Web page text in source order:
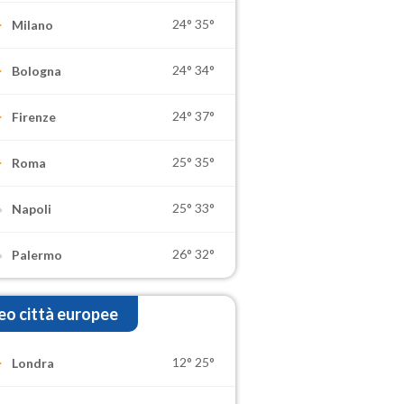
Milano 24° 35°
Bologna 24° 34°
Firenze 24° 37°
Roma 25° 35°
Napoli 25° 33°
Palermo 26° 32°
città europee
Londra 12° 25°